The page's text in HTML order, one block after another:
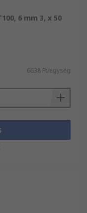
6 mm 3, x 50
6638 Ft/egység